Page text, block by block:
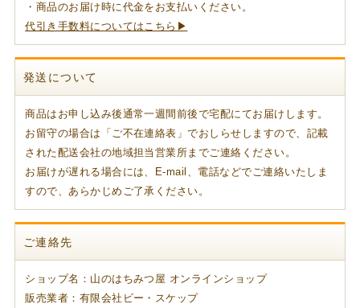
・商品のお届け時に代金をお支払いください。
代引き手数料についてはこちら▶
発送について
商品はお申し込み後通常一週間前後で宅配にてお届けします。
お留守の場合は「ご不在連絡表」でおしらせしますので、記載
された配送会社の地域担当営業所までご連絡ください。
お届けが遅れる場合には、E-mail、電話などでご連絡いたしま
すので、あらかじめご了承ください。
ご連絡先
ショップ名：山のはちみつ屋 オンラインショップ
販売業者：有限会社ビー・スケップ